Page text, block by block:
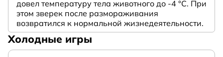
довел температуру тела животного до -4 °C. При
этом зверек после размораживания
возвратился к нормальной жизнедеятельности.
Холодные игры